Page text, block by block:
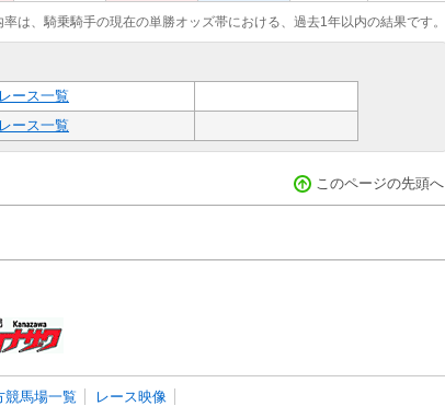
は、騎乗騎手の現在の単勝オッズ帯における、過去1年以内の結果です。
レース一覧
レース一覧
このページの先頭へ
競馬場一覧
レース映像